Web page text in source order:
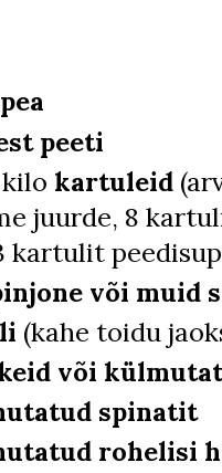
peeti
kartuleid
juurde, 8
kartulit
või muid
(kahe toidu
või
spinatit
rohelisi